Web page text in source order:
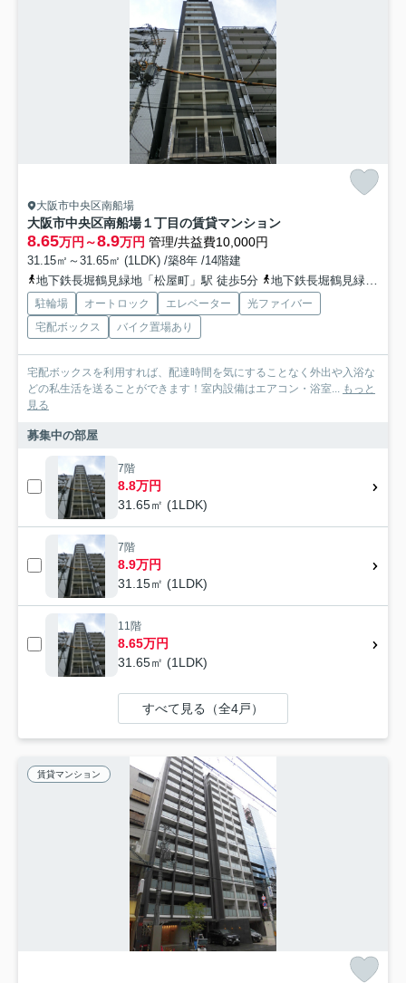
大阪市中央区南船場
大阪市中央区南船場１丁目の賃貸マンション
8.65万円～8.9万円 管理/共益費10,000円
31.15㎡～31.65㎡ (1LDK) /築8年 /14階建
地下鉄長堀鶴見緑地「松屋町」駅 徒歩5分
地下鉄長堀鶴見緑地「長堀橋」駅 徒歩8分
駐輪場 オートロック エレベーター
光ファイバー
宅配ボックス
バイク置場あり
宅配ボックスを利用すれば、配達時間を気にすることなく外出や入浴な
どの私生活を送ることができます！室内設備はエアコン・浴室...
もっと
見る
募集中の部屋
7階
8.8万円
31.65㎡ (1LDK)
7階
8.9万円
31.15㎡ (1LDK)
11階
8.65万円
31.65㎡ (1LDK)
すべて見る（全4戸）
賃貸マンション